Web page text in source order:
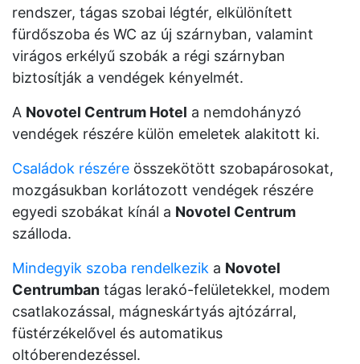
rendszer, tágas szobai légtér, elkülönített
fürdőszoba és WC az új szárnyban, valamint
virágos erkélyű szobák a régi szárnyban
biztosítják a vendégek kényelmét.
A Novotel Centrum Hotel a nemdohányzó
vendégek részére külön emeletek alakitott ki.
Családok részére összekötött szobapárosokat,
mozgásukban korlátozott vendégek részére
egyedi szobákat kínál a Novotel Centrum
szálloda.
Mindegyik szoba rendelkezik a Novotel
Centrumban tágas lerakó-felületekkel, modem
csatlakozással, mágneskártyás ajtózárral,
füstérzékelővel és automatikus
oltóberendezéssel.